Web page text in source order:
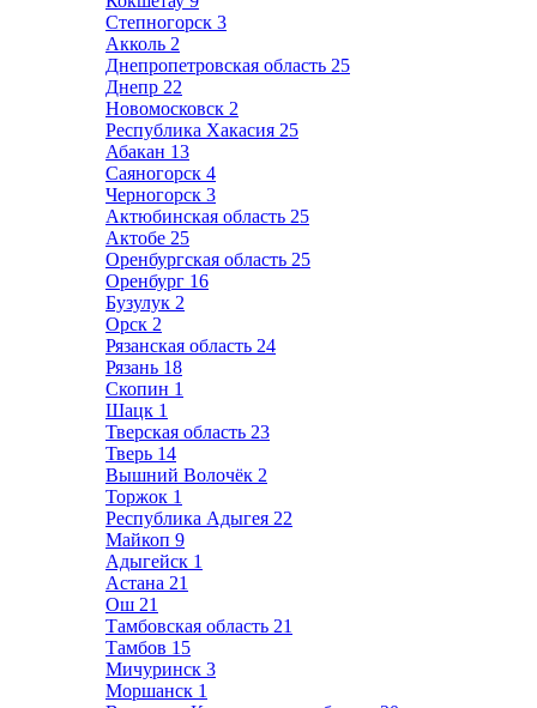
Степногорск 3
Акколь 2
Днепропетровская область 25
Днепр 22
Новомосковск 2
Республика Хакасия 25
Абакан 13
Саяногорск 4
Черногорск 3
Актюбинская область 25
Актобе 25
Оренбургская область 25
Оренбург 16
Бузулук 2
Орск 2
Рязанская область 24
Рязань 18
Скопин 1
Шацк 1
Тверская область 23
Тверь 14
Вышний Волочёк 2
Торжок 1
Республика Адыгея 22
Майкоп 9
Адыгейск 1
Астана 21
Ош 21
Тамбовская область 21
Тамбов 15
Мичуринск 3
Моршанск 1